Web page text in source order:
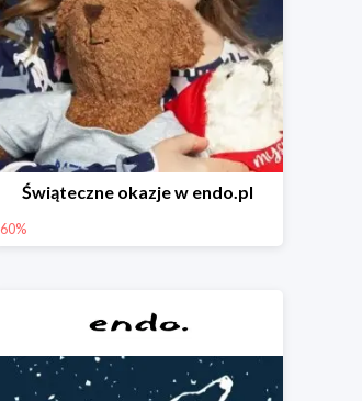
Świąteczne okazje w endo.pl
60%